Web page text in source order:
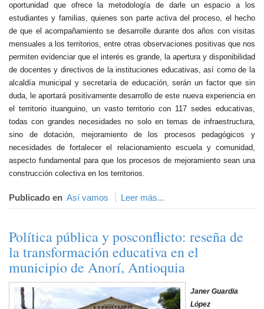
oportunidad que ofrece la metodología de darle un espacio a los
estudiantes y familias, quienes son parte activa del proceso, el hecho
de que el acompañamiento se desarrolle durante dos años con visitas
mensuales a los territorios, entre otras observaciones positivas que nos
permiten evidenciar que el interés es grande, la apertura y disponibilidad
de docentes y directivos de la instituciones educativas, así como de la
alcaldía municipal y secretaría de educación, serán un factor que sin
duda, le aportará positivamente desarrollo de este nueva experiencia en
el territorio ituanguino, un vasto territorio con 117 sedes educativas,
todas con grandes necesidades no solo en temas de infraestructura,
sino de dotación, mejoramiento de los procesos pedagógicos y
necesidades de fortalecer el relacionamiento escuela y comunidad,
aspecto fundamental para que los procesos de mejoramiento sean una
construcción colectiva en los territorios.
Publicado en Así vamos Leer más...
Política pública y posconflicto: reseña de
la transformación educativa en el
municipio de Anorí, Antioquia
Janer Guardia
López